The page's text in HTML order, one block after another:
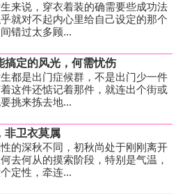
来说，穿衣着装的确需要些成功法
就对不起内心里给自己设定的那个
错过太多顾...
搞定的风光，何需忧伤
都是出门症候群，不是出门少一件
这件还惦记着那件，就连出个街或
挑来拣去地...
非卫衣莫属
的深秋不同，初秋尚处于刚刚离开
去何从的摸索阶段，特别是气温，
定性，牵连...